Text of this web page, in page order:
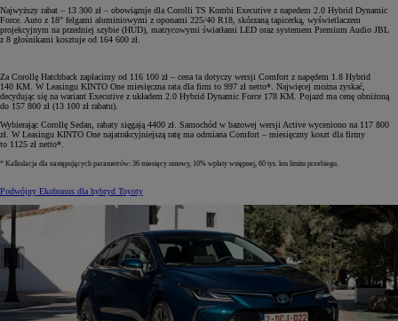
Najwyższy rabat – 13 300 zł – obowiązuje dla Corolli TS Kombi Executive z napedem 2.0 Hybrid Dynamic
Force. Auto z 18" felgami aluminiowymi z oponami 225/40 R18, skórzaną tapicerką, wyświetlaczem
projekcyjnym na przedniej szybie (HUD), matrycowymi światłami LED oraz systemem Premium Audio JBL
z 8 głośnikami kosztuje od 164 600 zł.
Za Corollę Hatchback zapłacimy od 116 100 zł – cena ta dotyczy wersji Comfort z napędem 1.8 Hybrid
140 KM. W Leasingu KINTO One miesięczna rata dla firm to 997 zł netto*. Najwięcej można zyskać,
decydując się na wariant Executive z układem 2.0 Hybrid Dynamic Force 178 KM. Pojazd ma cenę obniżoną
do 157 800 zł (13 100 zł rabatu).
Wybierając Corollę Sedan, rabaty sięgają 4400 zł. Samochód w bazowej wersji Active wyceniono na 117 800
zł. W Leasingu KINTO One najatrakcyjniejszą ratę ma odmiana Comfort – miesięczny koszt dla firmy
to 1125 zł netto*.
* Kalkulacja dla następujących parametrów: 36 miesięcy umowy, 10% wpłaty wstępnej, 60 tys. km limitu przebiegu.
Podwójny Ekobonus dla hybryd Toyoty